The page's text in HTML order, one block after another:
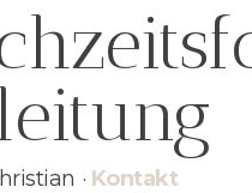
· Kontakt